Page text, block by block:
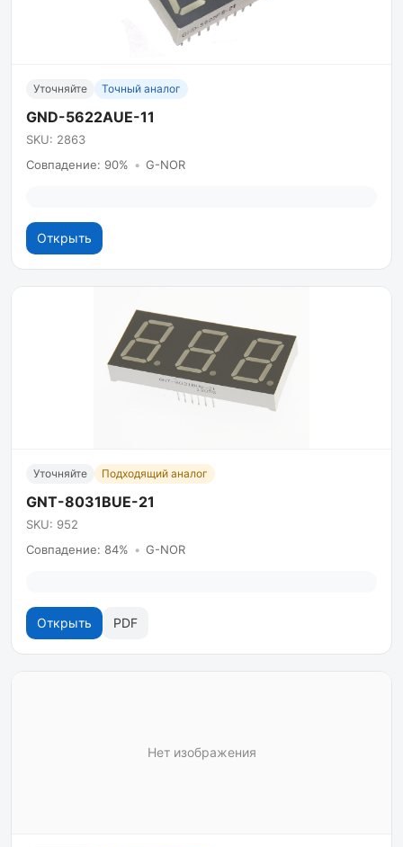
Уточняйте Точный аналог
GND-5622AUE-11
SKU: 2863
Совпадение: 90% • G-NOR
Открыть
Уточняйте Подходящий аналог
GNT-8031BUE-21
SKU: 952
Совпадение: 84% • G-NOR
Открыть PDF
Нет изображения